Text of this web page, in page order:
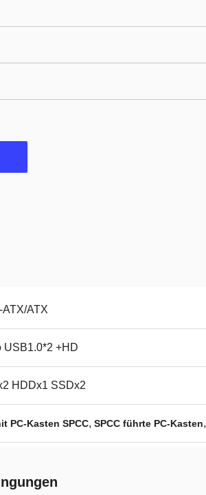
ATX/ATX
USB1.0*2 +HD
HDDx1 SSDx2
PC-Kasten SPCC, SPCC führte PC-Kasten,